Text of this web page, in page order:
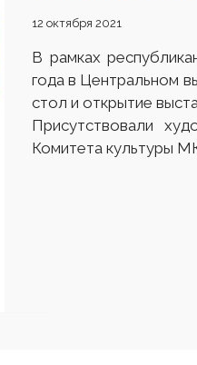
12 октября 2021
В рамках
года в Центральном
стол и открытие
Присутствовали
Комитета культуры